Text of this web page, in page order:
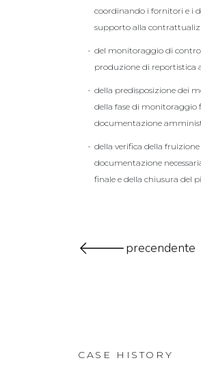
coordinando i fornitori e i
supporto alla
del monitoraggio di
produzione di reportistica
della predisposizione dei
della fase di monitoraggio
documentazione
della verifica della
documentazione
finale e della chiusura del
precendente
CASE HISTORY